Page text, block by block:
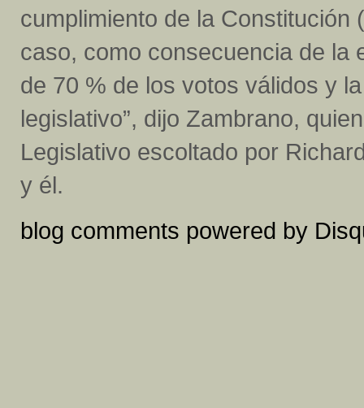
cumplimiento de la
caso, como consecuencia de la
de 70 % de los votos válidos y
legislativo”, dijo Zambrano,
Legislativo escoltado por
y él.
blog comments powered by